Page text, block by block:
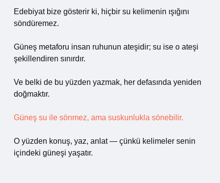
Edebiyat bize gösterir ki, hiçbir su kelimenin ışığını
söndüremez.
Güneş metaforu insan ruhunun ateşidir; su ise o ateşi
şekillendiren sınırdır.
Ve belki de bu yüzden yazmak, her defasında yeniden
doğmaktır.
Güneş su ile sönmez, ama suskunlukla sönebilir.
O yüzden konuş, yaz, anlat — çünkü kelimeler senin
içindeki güneşi yaşatır.